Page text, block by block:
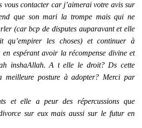
vous contacter car j’aimerai votre avis sur
que son mari la trompe mais qui ne
(car bcp de disputes auparavant et elle
qu’empirer les choses) et continuer à
espérant avoir la récompense divine et
inshaAllah. A t elle le droit? Ds cette
meilleure posture à adopter? Merci par
et elle a peur des répercussions que
sur eux mais aussi sur le futur en